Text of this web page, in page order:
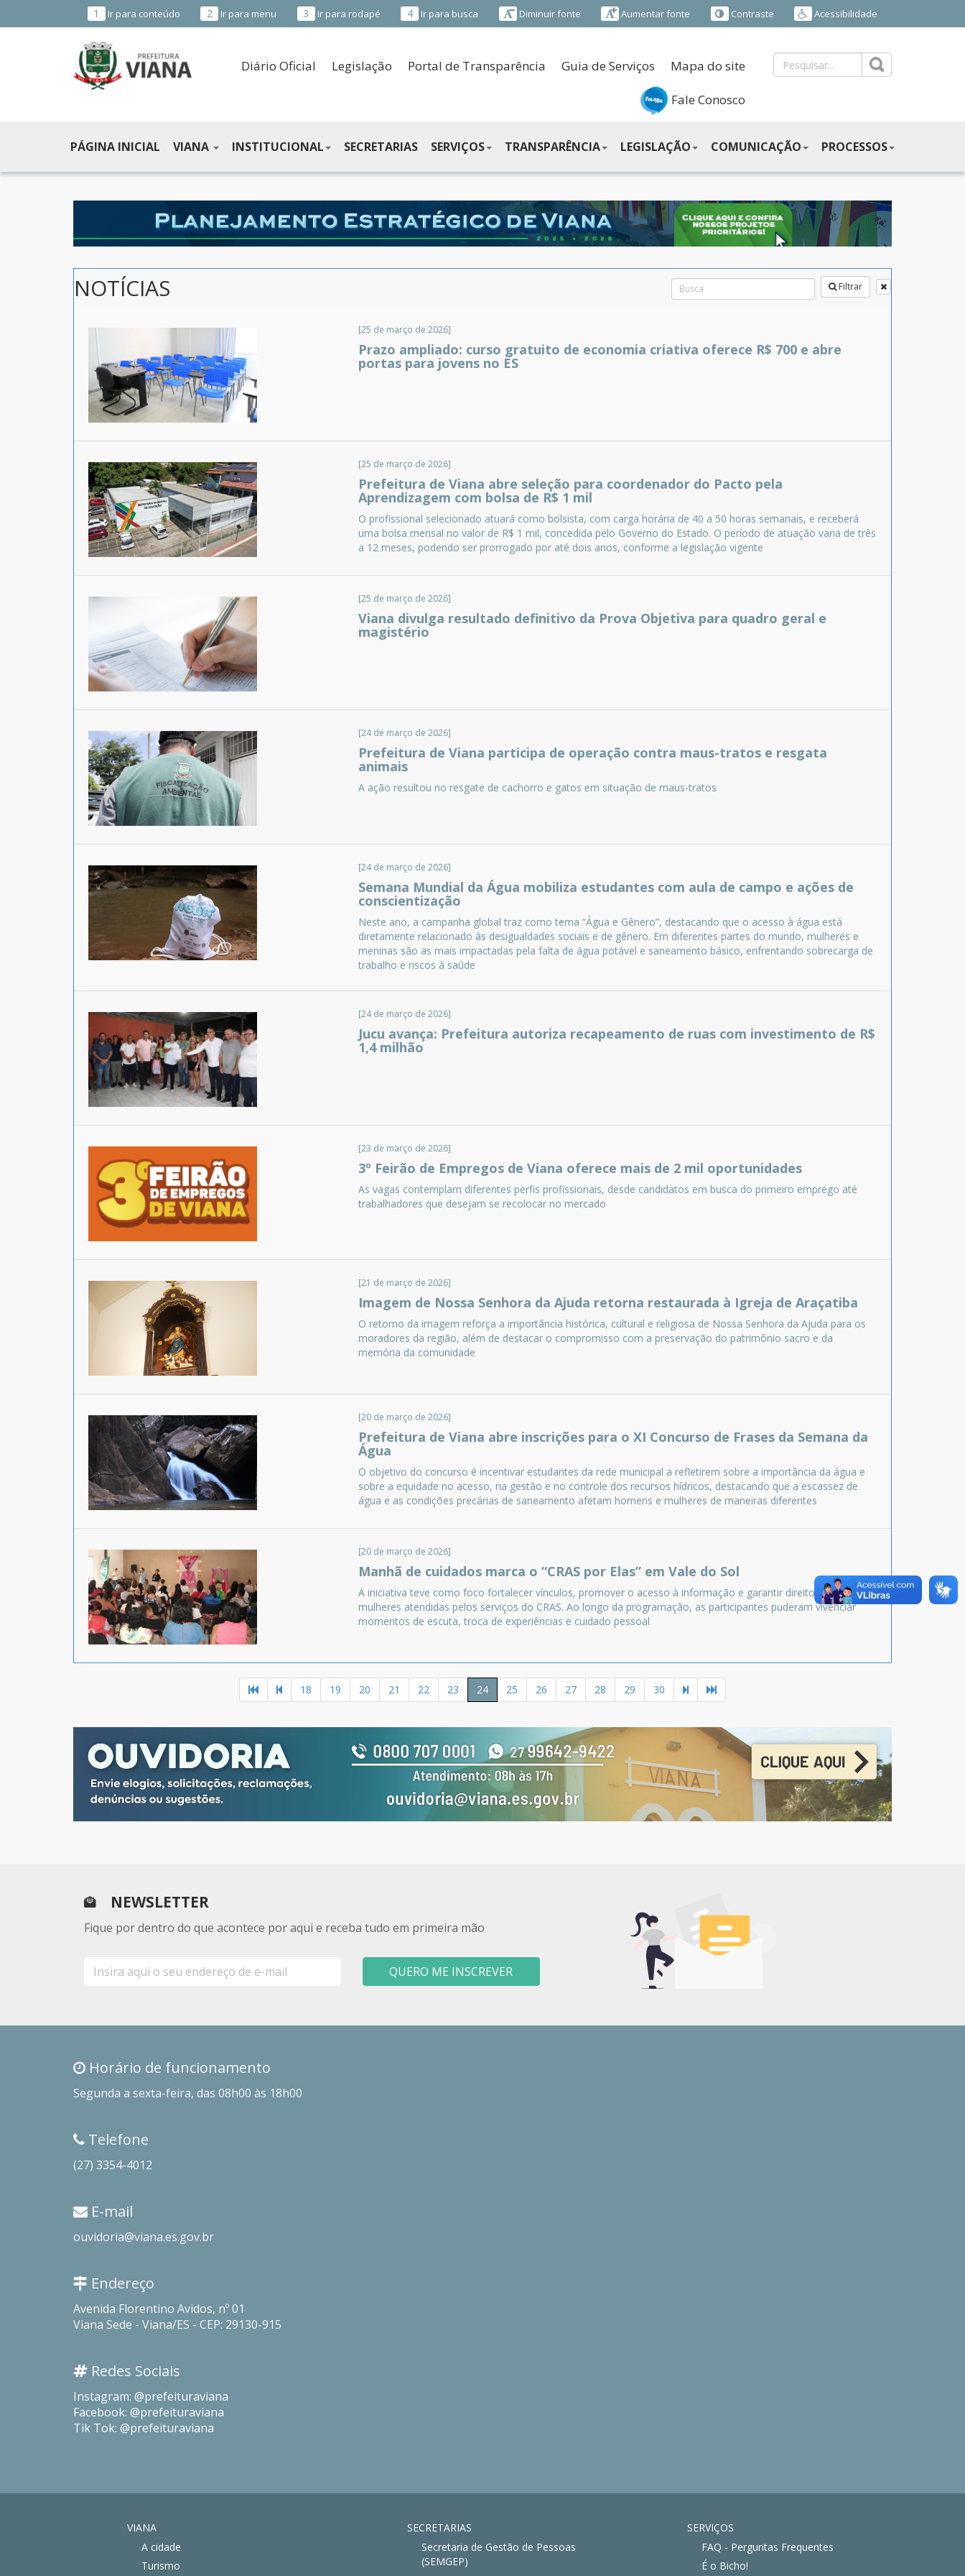
1 Ir para conteúdo 2 Ir para menu 3 Ir para rodapé 4 Ir para busca Diminuir fonte Aumentar fonte Contraste Acessibilidade
MUNICIPAL
DE
VIANA
ES
Diário Oficial Legislação Portal de Transparência Guia de Serviços Mapa do site
Fale Conosco
PÁGINA INICIAL VIANA INSTITUCIONAL SECRETARIAS SERVIÇOS TRANSPARÊNCIA LEGISLAÇÃO COMUNICAÇÃO PROCESSOS
NOTÍCIAS Filtrar
[25 de março de 2026]
Prazo ampliado: curso gratuito de economia criativa oferece R$ 700 e abre
portas para jovens no ES
[25 de março de 2026]
Prefeitura de Viana abre seleção para coordenador do Pacto pela
Aprendizagem com bolsa de R$ 1 mil
O profissional selecionado atuará como bolsista, com carga horária de 40 a 50 horas semanais, e receberá
uma bolsa mensal no valor de R$ 1 mil, concedida pelo Governo do Estado. O período de atuação varia de três
a 12 meses, podendo ser prorrogado por até dois anos, conforme a legislação vigente
[25 de março de 2026]
Viana divulga resultado definitivo da Prova Objetiva para quadro geral e
magistério
[24 de março de 2026]
Prefeitura de Viana participa de operação contra maus-tratos e resgata
animais
A ação resultou no resgate de cachorro e gatos em situação de maus-tratos
[24 de março de 2026]
Semana Mundial da Água mobiliza estudantes com aula de campo e ações de
conscientização
Neste ano, a campanha global traz como tema “Água e Gênero”, destacando que o acesso à água está
diretamente relacionado às desigualdades sociais e de gênero. Em diferentes partes do mundo, mulheres e
meninas são as mais impactadas pela falta de água potável e saneamento básico, enfrentando sobrecarga de
trabalho e riscos à saúde
[24 de março de 2026]
Jucu avança: Prefeitura autoriza recapeamento de ruas com investimento de R$
1,4 milhão
[23 de março de 2026]
3º Feirão de Empregos de Viana oferece mais de 2 mil oportunidades
As vagas contemplam diferentes perfis profissionais, desde candidatos em busca do primeiro emprego até
trabalhadores que desejam se recolocar no mercado
[21 de março de 2026]
Imagem de Nossa Senhora da Ajuda retorna restaurada à Igreja de Araçatiba
O retorno da imagem reforça a importância histórica, cultural e religiosa de Nossa Senhora da Ajuda para os
moradores da região, além de destacar o compromisso com a preservação do patrimônio sacro e da
memória da comunidade
[20 de março de 2026]
Prefeitura de Viana abre inscrições para o XI Concurso de Frases da Semana da
Água
O objetivo do concurso é incentivar estudantes da rede municipal a refletirem sobre a importância da água e
sobre a equidade no acesso, na gestão e no controle dos recursos hídricos, destacando que a escassez de
água e as condições precárias de saneamento afetam homens e mulheres de maneiras diferentes
[20 de março de 2026]
Manhã de cuidados marca o “CRAS por Elas” em Vale do Sol
A iniciativa teve como foco fortalecer vínculos, promover o acesso à informação e garantir direitos às
mulheres atendidas pelos serviços do CRAS. Ao longo da programação, as participantes puderam vivenciar
momentos de escuta, troca de experiências e cuidado pessoal
18 19 20 21 22 23 24 25 26 27 28 29 30
NEWSLETTER
Fique por dentro do que acontece por aqui e receba tudo em primeira mão
mail
QUERO ME INSCREVER
Horário de funcionamento
Segunda a sexta-feira, das 08h00 às 18h00
Telefone
(27) 3354-4012
E-mail
ouvidoria@viana.es.gov.br
Endereço
Avenida Florentino Avidos, nº 01
Viana Sede - Viana/ES - CEP: 29130-915
Redes Sociais
Instagram: @prefeituraviana
Facebook: @prefeituraviana
Tik Tok: @prefeituraviana
VIANA
A cidade
Turismo
SECRETARIAS
Secretaria de Gestão de Pessoas
(SEMGEP)
SERVIÇOS
FAQ - Perguntas Frequentes
É o Bicho!